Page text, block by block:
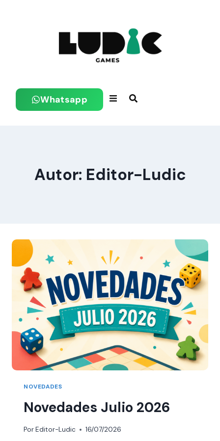
Whatsapp
Autor: Editor-Ludic
NOVEDADES
Novedades Julio 2026
PorEditor-Ludic 16/07/2026